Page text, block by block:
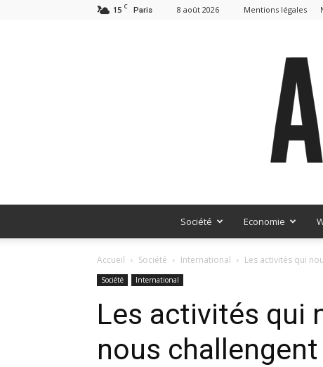
15 C Paris 8 août 2026 Mentions légales
Société Economie
Accueil Société International Les activités qui
Société International
Les activités qui
nous